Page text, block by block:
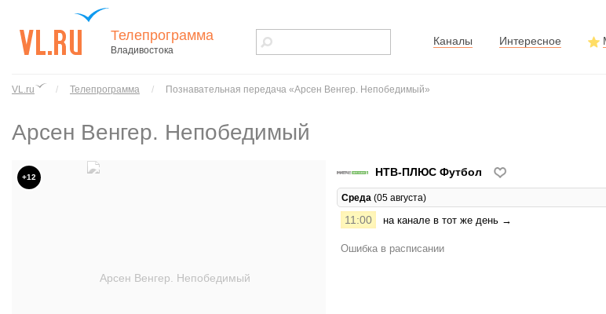
города
Владивостока
Телепрограмма
Владивостока
Каналы Интересное
VL.ru / Телепрограмма / Познавательная передача «Арсен Венгер. Непобедимый»
Арсен Венгер. Непобедимый
+12 НТВ-ПЛЮС Футбол
Среда (05 августа)
11:00 на канале в тот же день →
Ошибка в расписании